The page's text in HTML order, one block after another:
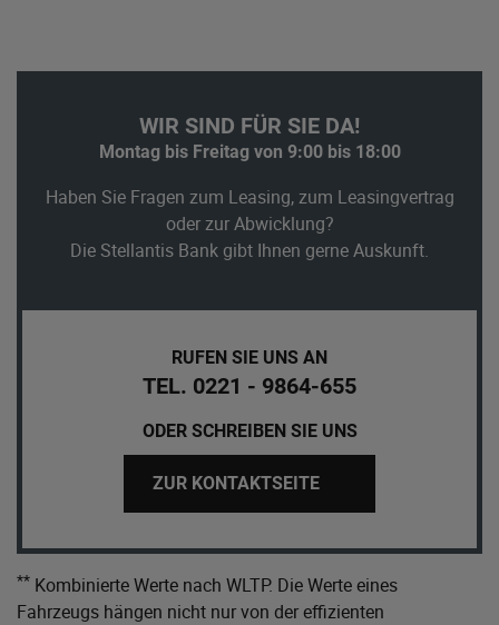
WIR SIND FÜR SIE DA!
Montag bis Freitag von 9:00 bis 18:00
Haben Sie Fragen zum Leasing, zum Leasingvertrag
oder zur Abwicklung?
Die Stellantis Bank gibt Ihnen gerne Auskunft.
RUFEN SIE UNS AN
TEL. 0221 - 9864-655
ODER SCHREIBEN SIE UNS
ZUR KONTAKTSEITE
** Kombinierte Werte nach WLTP. Die Werte eines
Fahrzeugs hängen nicht nur von der effizienten